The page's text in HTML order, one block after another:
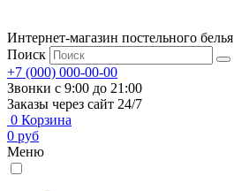
Интернет-магазин постельного белья
Поиск
+7 (000) 000-00-00
Звонки с 9:00 до 21:00
Заказы через сайт 24/7
0 Корзина
0 руб
Меню